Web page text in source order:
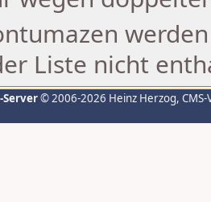
Liste nicht
Server© 2006-2026 Heinz Herzog,